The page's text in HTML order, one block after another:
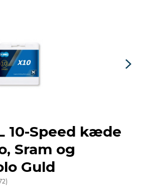
10-Speed kæde
Sram og
Guld
)